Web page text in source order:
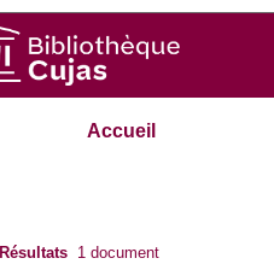
Accueil
Résultats 1 document